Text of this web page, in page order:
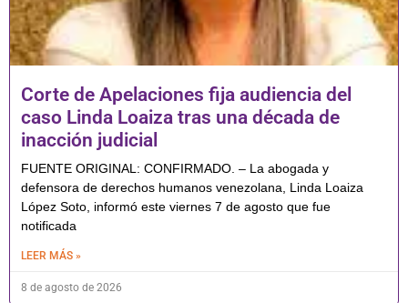
Corte de Apelaciones fija audiencia del
caso Linda Loaiza tras una década de
inacción judicial
FUENTE ORIGINAL: CONFIRMADO. – La abogada y
defensora de derechos humanos venezolana, Linda Loaiza
López Soto, informó este viernes 7 de agosto que fue
notificada
LEER MÁS »
8 de agosto de 2026